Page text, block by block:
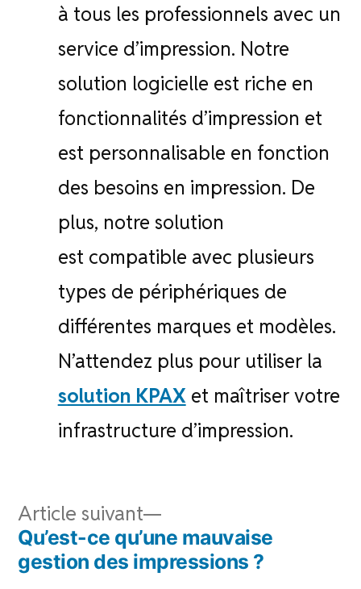
à tous les professionnels avec un
service d’impression. Notre
solution logicielle est riche en
fonctionnalités d’impression et
est personnalisable en fonction
des besoins en impression. De
plus, notre solution
est compatible avec plusieurs
types de périphériques de
différentes marques et modèles.
N’attendez plus pour utiliser la
solution KPAXet maîtriser votre
infrastructure d’impression.
Navigation
de
l’article
Article suivant
suivant :
Qu’est-ce qu’une mauvaise
gestion des impressions ?